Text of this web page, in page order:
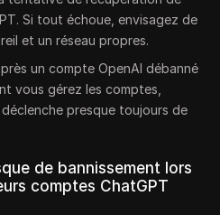
Si tout échoue, envisagez de
et un réseau propres.
un compte OpenAI débanné
vous gérez les comptes,
presque toujours de
de bannissement lors
comptes ChatGPT